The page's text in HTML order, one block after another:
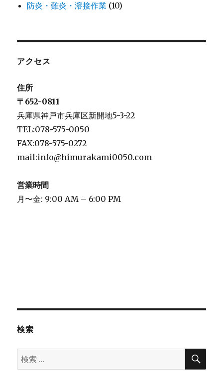
防炎・難炎・溶接作業 (10)
アクセス
住所
〒652-0811
兵庫県神戸市兵庫区新開地5-3-22
TEL:078-575-0050
FAX:078-575-0272
mail:info@himurakami0050.com
営業時間
月〜金: 9:00 AM – 6:00 PM
検索
検
索:
検